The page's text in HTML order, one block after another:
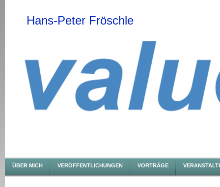
Hans-Peter Fröschle
ÜBER MICH VERÖFFENTLICHUNGEN VORTRÄGE